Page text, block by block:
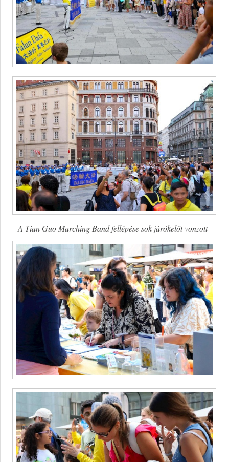
A Tian Guo Marching Band fellépése sok járókelőt vonzott